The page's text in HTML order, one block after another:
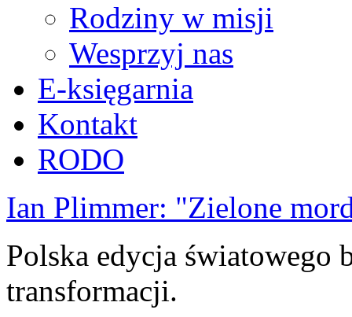
Rodziny w misji
Wesprzyj nas
E-księgarnia
Kontakt
RODO
Ian Plimmer: "Zielone
Polska edycja światowego
transformacji.